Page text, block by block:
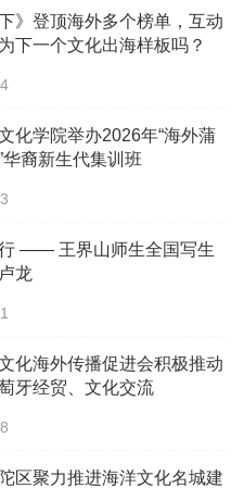
下》登顶海外多个榜单，互动
下一个文化出海样板吗？
化学院举办2026年“海外蒲
华裔新生代集训班
—— 王界山师生全国写生
龙
化海外传播促进会积极推动
牙经贸、文化交流
区聚力推进海洋文化名城建